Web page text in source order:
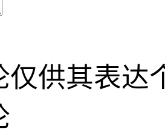
仅供其表达